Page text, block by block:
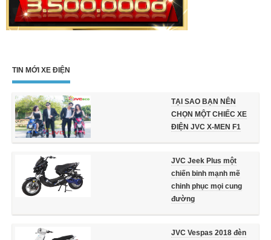
TIN MỚI XE ĐIỆN
TẠI SAO BẠN NÊN
CHỌN MỘT CHIẾC XE
ĐIỆN JVC X-MEN F1
JVC Jeek Plus một
chiến binh mạnh mẽ
chinh phục mọi cung
đường
JVC Vespas 2018 đèn